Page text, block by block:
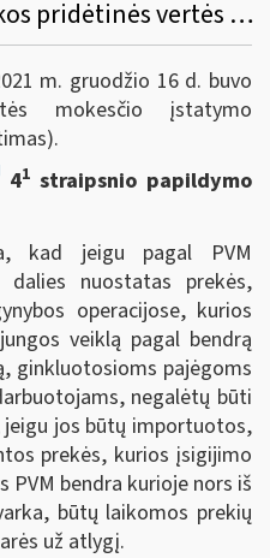
Dėl Lietuvos Respublikos pridėtinės vertės mokesčio įstatymo 4-1, 15, 40, 47 straipsnių pakeitimo ir papildymo
m. gruodžio 16 d. buvo
mokesčio įstatymo
41straipsnio papildymo
kad jeigu pagal PVM
nuostatas prekės,
operacijose, kurios
veiklą pagal bendrą
ginkluotosioms pajėgoms
negalėtų būti
jos būtų importuotos,
prekės, kurios įsigijimo
bendra kurioje nors iš
būtų laikomos prekių
už atlygį.